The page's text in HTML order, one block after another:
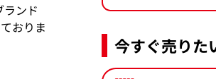
ンド
おりま
今すぐ売りた